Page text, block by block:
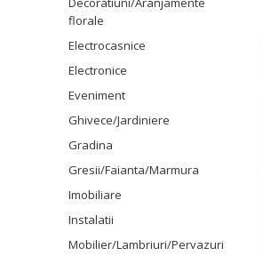
florale
Electrocasnice
Electronice
Eveniment
Ghivece/Jardiniere
Gradina
Gresii/Faianta/Marmura
Imobiliare
Instalatii
Mobilier/Lambriuri/Pervazuri